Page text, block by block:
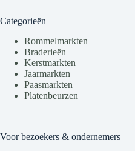
Categorieën
Rommelmarkten
Braderieën
Kerstmarkten
Jaarmarkten
Paasmarkten
Platenbeurzen
Voor bezoekers & ondernemers